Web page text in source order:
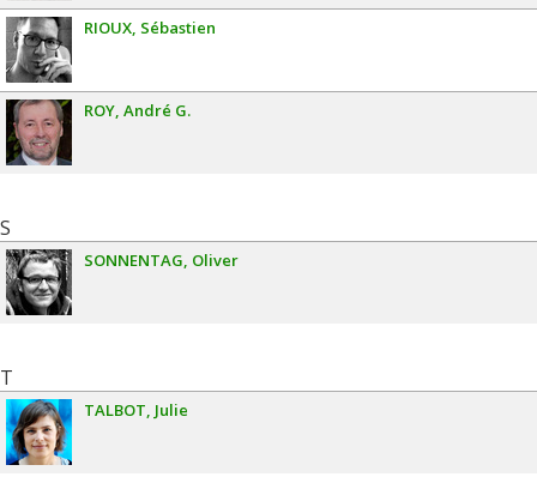
RIOUX Sébastien
ROY André G.
S
SONNENTAG Oliver
T
TALBOT Julie